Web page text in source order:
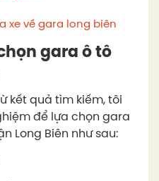
xe về gara long biên
gara ô tô
kết quả tìm kiếm, tôi
để lựa chọn gara
Long Biên như sau: